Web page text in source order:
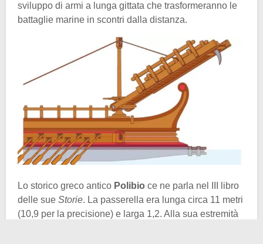
sviluppo di armi a lunga gittata che trasformeranno le
battaglie marine in scontri dalla distanza.
Lo storico greco antico Polibio ce ne parla nel III libro
delle sue Storie. La passerella era lunga circa 11 metri
(10,9 per la precisione) e larga 1,2. Alla sua estremità